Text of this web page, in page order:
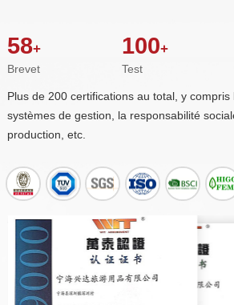
58+
Brevet
100+
Test
production, etc.